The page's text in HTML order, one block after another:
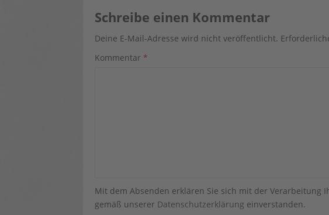
Schreibe einen Kommentar
Deine E-Mail-Adresse wird nicht veröffentlicht.
Kommentar *
Mit dem Absenden erklären Sie sich mit der Verarbeitung
gemäß unserer Datenschutzerklärung einverstanden.